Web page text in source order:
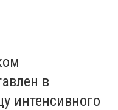
в
интенсивного